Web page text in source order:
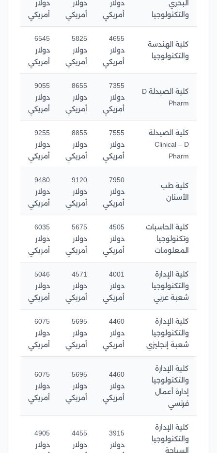
البحري
والتكنولوجيا
دولار
أمريكي
دولار
أمريكي
دولار
أمريكي
كلية الهندسة
والتكنولوجيا
4655
دولار
أمريكي
5825
دولار
أمريكي
6545
دولار
أمريكي
كلية الصيدلة D
Pharm
7355
دولار
أمريكي
8655
دولار
أمريكي
9055
دولار
أمريكي
كلية الصيدلة
Clinical – D
Pharm
7555
دولار
أمريكي
8855
دولار
أمريكي
9255
دولار
أمريكي
كلية طب
الأسنان
7950
دولار
أمريكي
9120
دولار
أمريكي
9480
دولار
أمريكي
كلية الحاسبات
وتكنولوجيا
المعلومات
4505
دولار
أمريكي
5675
دولار
أمريكي
6035
دولار
أمريكي
كلية الإدارة
والتكنولوجيا
شعبة عربي
4001
دولار
أمريكي
4571
دولار
أمريكي
5046
دولار
أمريكي
كلية الإدارة
والتكنولوجيا
شعبة إنجليزي
4460
دولار
أمريكي
5695
دولار
أمريكي
6075
دولار
أمريكي
كلية الإدارة
والتكنولوجيا
إدارة أعمال
فرنسي
4460
دولار
أمريكي
5695
دولار
أمريكي
6075
دولار
أمريكي
كلية الإدارة
والتكنولوجيا
السياحة
3915
دولار
4455
دولار
4905
دولار